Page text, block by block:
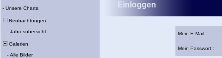
- Unsere Charta
Beobachtungen
- Jahresübersicht
Galerien
- Alle Bilder
Einloggen
Mein E-Mail :
Mein Passwort :